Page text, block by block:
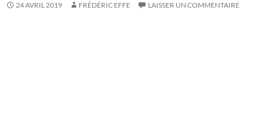
24 AVRIL 2019 FRÉDÉRIC EFFE LAISSER UN COMMENTAIRE